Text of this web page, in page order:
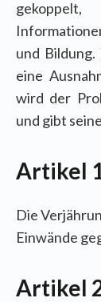
und Bildung.
eine
wird der
und gibt
Artikel
Die
Einwände
Artikel